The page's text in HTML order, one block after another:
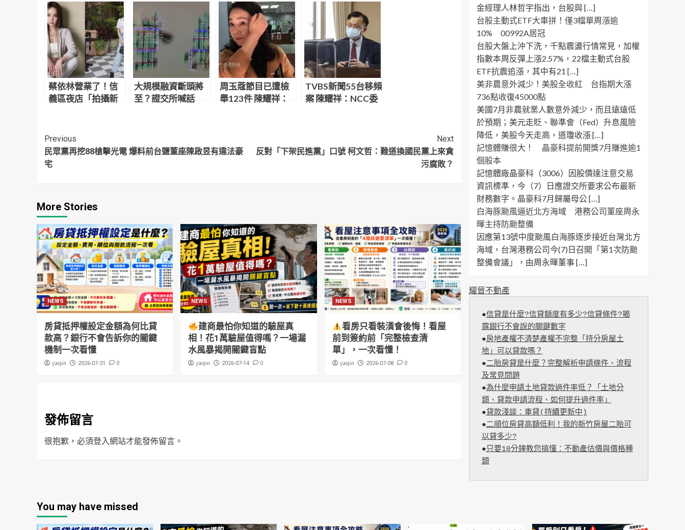
蔡依林營業了！信
義區夜店「拍攝新
掉
大規模融資斷頭將
至？證交所喊話
周玉蔻節目已遭檢
舉123件 陳耀祥：
TVBS新聞55台移頻
案 陳耀祥：NCC委
Continue
Reading
Previous
民眾黨再挖88槍擊光電 爆料前台鹽董座陳啟昱有違法豪
宅
Next
反對「下架民進黨」口號 柯文哲：難道換國民黨上來貪
污腐敗？
More Stories
NEWS
房貸抵押權設定金額為何比貸
款高？銀行不會告訴你的關鍵
機制一次看懂
yaojin 2026-07-31 0
NEWS
建商最怕你知道的驗屋真
相！花1萬驗屋值得嗎？一場漏
水風暴揭開關鍵盲點
yaojin 2026-07-14 0
NEWS
看房只看裝潢會後悔！看屋
前到簽約前「完整檢查清
單」，一次看懂！
yaojin 2026-07-08 0
發佈留言
很抱歉，必須登入網站才能發佈留言。
金經理人林哲宇指出，台股與 […]
台股主動式ETF大車拼！僅3檔單周漲逾
10% 00992A居冠
台股大盤上沖下洗，千點震盪行情常見，加權
指數本周反彈上漲2.57%，22檔主動式台股
ETF抗震追漲，其中有21 […]
美非農意外減少！美股全收紅 台指期大漲
736點收復45000點
美國7月非農就業人數意外減少，而且遠遠低
於預期；美元走貶、聯準會（Fed）升息風險
降低，美股今天走高，道瓊收漲 […]
記憶體賺很大！ 晶豪科提前開獎7月賺進逾1
個股本
記憶體廠晶豪科（3006）因股價達注意交易
資訊標準，今（7）日應證交所要求公布最新
財務數字。晶豪科7月歸屬母公 […]
白海豚颱風逼近北方海域 港務公司董座周永
暉主持防颱整備
因應第13號中度颱風白海豚逐步接近台灣北方
海域，台灣港務公司今(7)日召開「第1次防颱
整備會議」，由周永暉董事 […]
耀晉不動產
●信貸是什麼?信貸額度有多少?信貸條件?揭
露銀行不會說的關鍵數字
●房地產權不清楚產權不完整「持分房屋土
地」可以貸款嗎？
●二胎房貸是什麼？完整解析申請條件、流程
及常見問題
●為什麼申請土地貸款過件率低？「土地分
類、貸款申請流程、如何提升過件率」
●貸款淺談：車貸(持續更新中)
●二順位房貸高額低利！我的新竹房屋二胎可
以貸多少?
●只要10分鐘教您搞懂：不動產估價與價格種
類
You may have missed